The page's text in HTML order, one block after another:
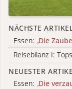
NÄCHSTE
Essen: „Die
Reisebilanz I:
NEUESTER
Essen: „Die